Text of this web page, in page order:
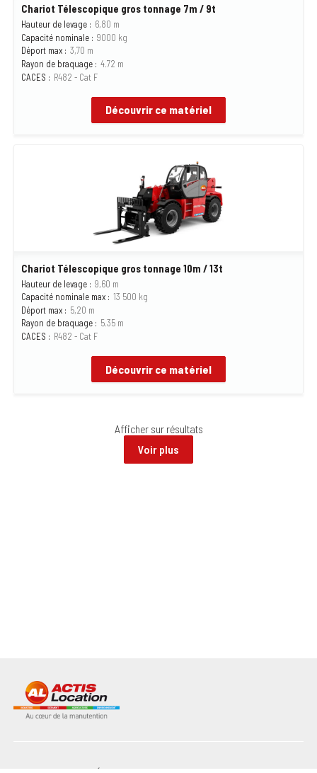
Chariot Télescopique gros tonnage 7m / 9t
Hauteur de levage : 6,80 m
Capacité nominale : 9000 kg
Déport max : 3,70 m
Rayon de braquage : 4.72 m
CACES : R482 - Cat F
Découvrir ce matériel
Chariot Télescopique gros tonnage 10m / 13t
Hauteur de levage : 9,60 m
Capacité nominale max : 13 500 kg
Déport max : 5,20 m
Rayon de braquage : 5.35 m
CACES : R482 - Cat F
Découvrir ce matériel
Afficher sur résultats
Voir plus